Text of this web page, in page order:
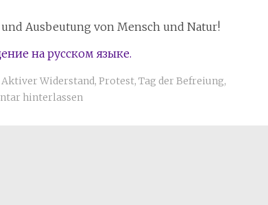
Ausbeutung von Mensch und Natur!
на русском языке.
Aktiver Widerstand, Protest, Tag der Befreiung,
hinterlassen